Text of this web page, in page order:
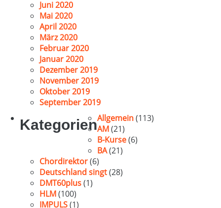
Juni 2020
Mai 2020
April 2020
März 2020
Februar 2020
Januar 2020
Dezember 2019
November 2019
Oktober 2019
September 2019
KategorienAllgemein(113)
AM(21)
B-Kurse(6)
BA(21)
Chordirektor(6)
Deutschland singt(28)
DMT60plus(1)
HLM(100)
IMPULS(1)